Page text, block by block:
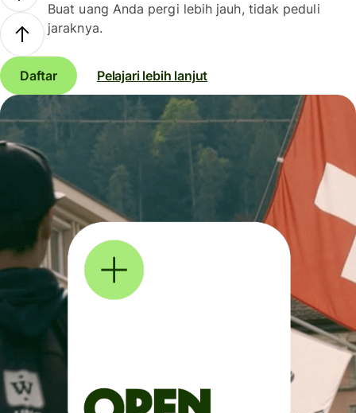
Buat uang Anda pergi lebih jauh, tidak peduli
jaraknya.
Daftar Pelajari lebih lanjut